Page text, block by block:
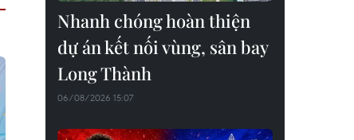
Nhanh chóng hoàn thiện
dự án kết nối vùng, sân bay
Long Thành
06/08/2026 15:07